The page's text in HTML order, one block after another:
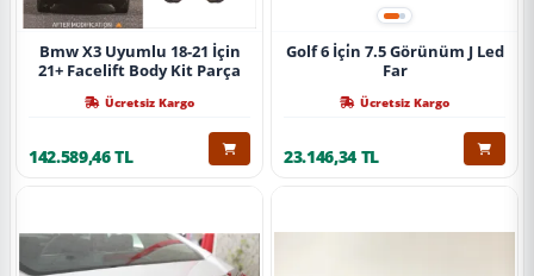
Bmw X3 Uyumlu 18-21 İçin
21+ Facelift Body Kit Parça
Ücretsiz Kargo
142.589,46 TL
Golf 6 İçi̇n 7.5 Görünüm J Led
Far
Ücretsiz Kargo
23.146,34 TL